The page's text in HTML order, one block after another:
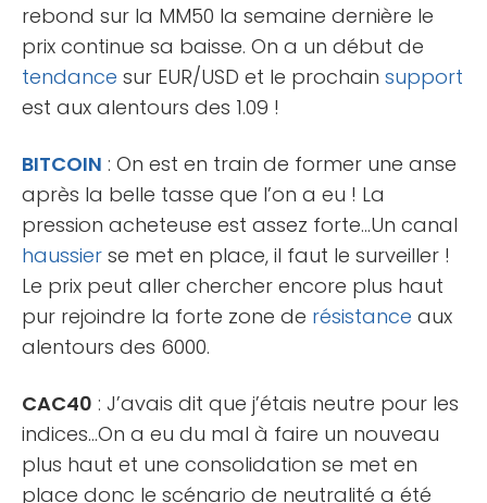
rebond sur la MM50 la semaine dernière le
prix continue sa baisse. On a un début de
tendance sur EUR/USD et le prochain support
est aux alentours des 1.09 !
BITCOIN : On est en train de former une anse
après la belle tasse que l’on a eu ! La
pression acheteuse est assez forte…Un canal
haussier se met en place, il faut le surveiller !
Le prix peut aller chercher encore plus haut
pur rejoindre la forte zone de résistance aux
alentours des 6000.
CAC40 : J’avais dit que j’étais neutre pour les
indices…On a eu du mal à faire un nouveau
plus haut et une consolidation se met en
place donc le scénario de neutralité a été